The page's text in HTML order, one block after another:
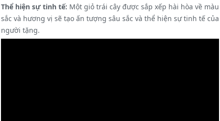
Thể hiện sự tinh tế: Một giỏ trái cây được sắp xếp hài hòa về màu
sắc và hương vị sẽ tạo ấn tượng sâu sắc và thể hiện sự tinh tế của
người tặng.